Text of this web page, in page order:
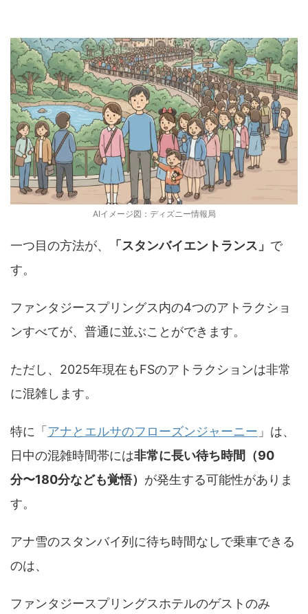
AIイメージ図：ディズニー情報局
一つ目の方法が、 「スタンバイエントランス」 で
す。
ファンタジースプリングス内の4つのアトラクショ
ンすべてが、普通に並ぶことができます。
ただし、2025年現在もFSのアトラクションは非常
に混雑します。
特に「 アナとエルサのフローズンジャーニー 」は、
日中の混雑時間帯には非常に長い待ち時間（90
分〜180分なども覚悟） が発生する可能性がありま
す。
アナ雪のスタンバイ列に待ち時間なしで乗車できる
のは、
ファンタジースプリングスホテルのゲストのみ